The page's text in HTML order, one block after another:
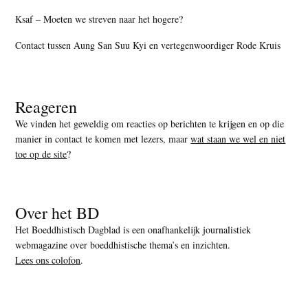
Ksaf – Moeten we streven naar het hogere?
Contact tussen Aung San Suu Kyi en vertegenwoordiger Rode Kruis
Reageren
We vinden het geweldig om reacties op berichten te krijgen en op die
manier in contact te komen met lezers, maarwat staan we wel en niet
toe op de site?
Over het BD
Het Boeddhistisch Dagblad is een onafhankelijk journalistiek
webmagazine over boeddhistische thema’s en inzichten.
Lees ons colofon.